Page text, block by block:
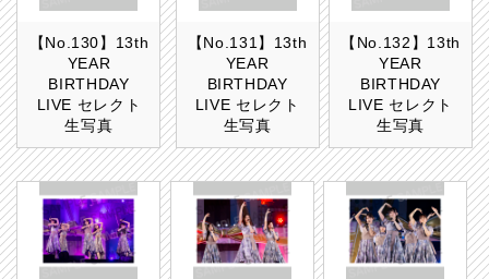
【No.130】13th
YEAR
BIRTHDAY
LIVE セレクト
生写真
【No.131】13th
YEAR
BIRTHDAY
LIVE セレクト
生写真
【No.132】13th
YEAR
BIRTHDAY
LIVE セレクト
生写真